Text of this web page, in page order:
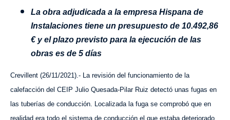
La obra adjudicada a la empresa Hispana de
Instalaciones tiene un presupuesto de 10.492,86
€ y el plazo previsto para la ejecución de las
obras es de 5 días
Crevillent (26/11/2021).- La revisión del funcionamiento de la
calefacción del CEIP Julio Quesada-Pilar Ruiz detectó unas fugas en
las tuberías de conducción. Localizada la fuga se comprobó que en
realidad era todo el sistema de conducción el que estaba deteriorado